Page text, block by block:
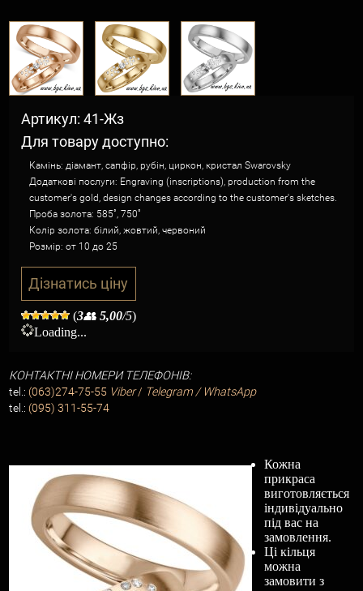
Артикул: 41-Жз
Для товару доступно:
Камінь: діамант, сапфір, рубін, циркон, кристал Swarovsky
Додаткові послуги: Engraving (inscriptions), production from the
customer's gold, design changes according to the customer's sketches.
Проба золота: 585˚, 750˚
Колір золота: білий, жовтий, червоний
Розмір: от 10 до 25
Дізнатись ціну
(3👥 5,00/5)
Loading...
КОНТАКТНІ НОМЕРИ ТЕЛЕФОНІВ:
tel.: (063)274-75-55 Viber/ Telegram / WhatsApp
tel.: (095) 311-55-74
Кожна
прикраса
виготовляється
індивідуально
під вас на
замовлення.
Ці кільця
можна
замовити з